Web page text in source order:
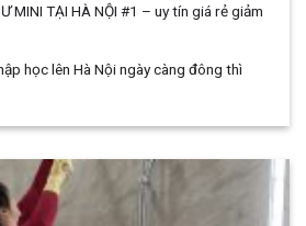
MINI TẠI HÀ NỘI #1 – uy tín giá rẻ giảm
học lên Hà Nội ngày càng đông thì